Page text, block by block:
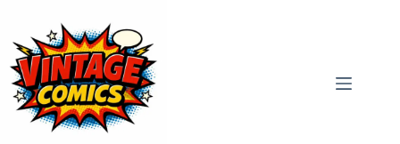
treści